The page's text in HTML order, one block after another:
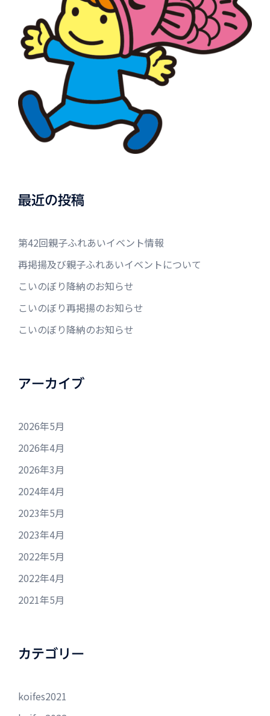
最近の投稿
第42回親子ふれあいイベント情報
再掲揚及び親子ふれあいイベントについて
こいのぼり降納のお知らせ
こいのぼり再掲揚のお知らせ
こいのぼり降納のお知らせ
アーカイブ
2026年5月
2026年4月
2026年3月
2024年4月
2023年5月
2023年4月
2022年5月
2022年4月
2021年5月
カテゴリー
koifes2021